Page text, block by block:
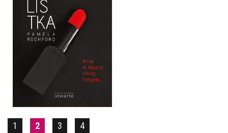
SPECJALISTKA
PAMELA ROCHFORD
OPRAWA MIĘKKA
32,90 ZŁ
1 2 3 4